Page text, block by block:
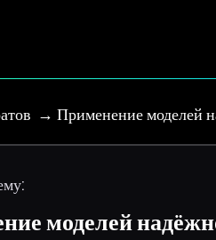
Применение моделей
моделей